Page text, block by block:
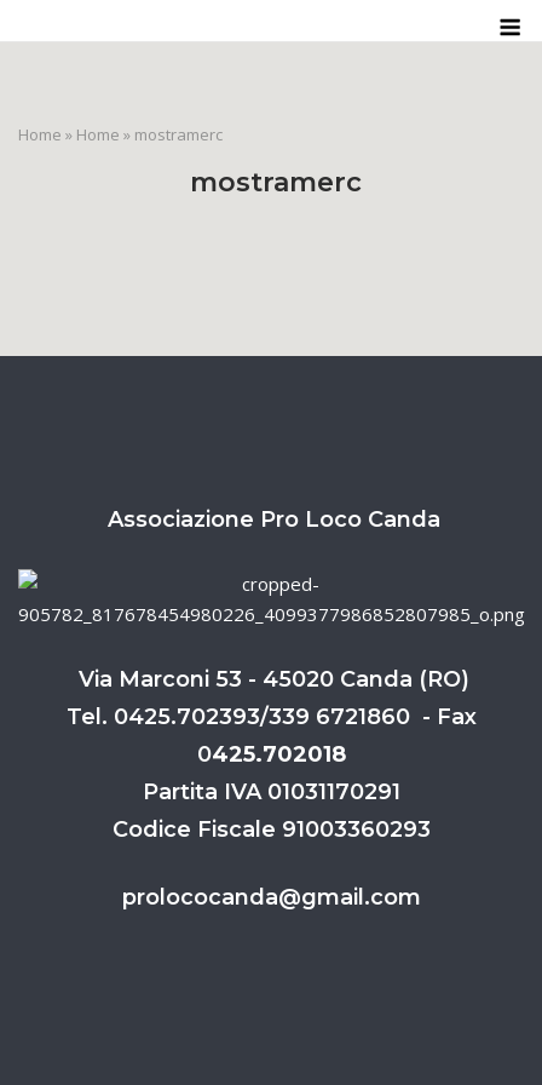
to
Home » Home » mostramerc
mostramerc
Associazione Pro Loco Canda
Via Marconi 53 - 45020 Canda (RO)
Tel. 0425.702393/339 6721860 - Fax
0425.702018
Partita IVA 01031170291
Codice Fiscale 91003360293
prolococanda@gmail.com